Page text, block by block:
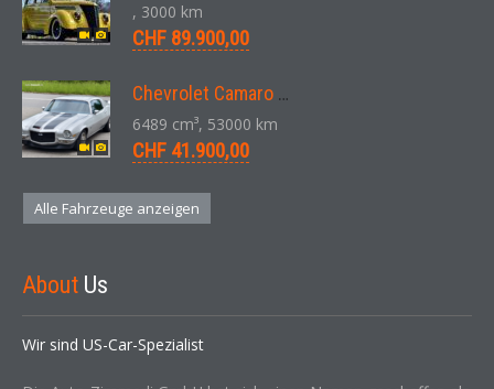
, 3000 km
CHF 89.900,00
Chevrolet Camaro SS 396 LS3 Coupe Aut. 1971
6489 cm³, 53000 km
CHF 41.900,00
Alle Fahrzeuge anzeigen
About Us
Wir sind US-Car-Spezialist